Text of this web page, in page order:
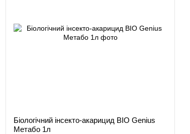
Біологічний інсекто-акарицид BIO Genius
Метабо 1л